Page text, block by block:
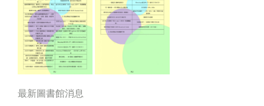
最新圖書館消息